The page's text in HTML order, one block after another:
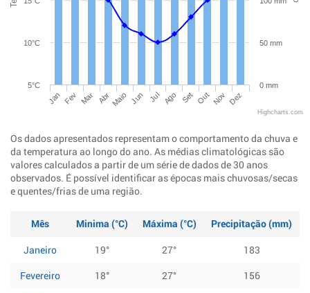
Jan Fev Mar Abr Maio Jun Jul Ago Set Out Nov Dez
5°C
10°C
0 mm
50 mm
Highcharts.com
Os dados apresentados representam o comportamento da chuva e
da temperatura ao longo do ano. As médias climatológicas são
valores calculados a partir de um série de dados de 30 anos
observados. É possível identificar as épocas mais chuvosas/secas
e quentes/frias de uma região.
Mês Minima (°C) Máxima (°C)
Precipitação (mm)
Janeiro
19° 27°
183
Fevereiro
18° 27°
156